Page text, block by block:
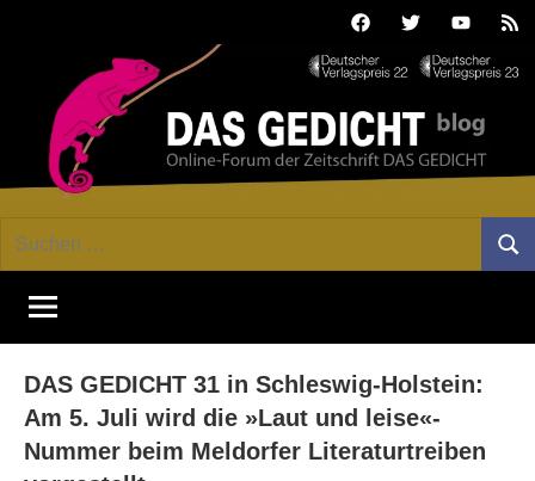
FacebookTwitterYoutube
GEDICHT
blog
Forum
von
DAS
Lyrik,
Essay
Suchen
DAS GEDICHT 31 in Schleswig-Holstein:
Am 5. Juli wird die »Laut und leise«-
Nummer beim Meldorfer Literaturtreiben